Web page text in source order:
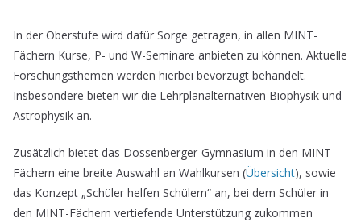
In der Oberstufe wird dafür Sorge getragen, in allen MINT-
Fächern Kurse, P- und W-Seminare anbieten zu können. Aktuelle
Forschungsthemen werden hierbei bevorzugt behandelt.
Insbesondere bieten wir die Lehrplanalternativen Biophysik und
Astrophysik an.
Zusätzlich bietet das Dossenberger-Gymnasium in den MINT-
Fächern eine breite Auswahl an Wahlkursen (Übersicht), sowie
das Konzept „Schüler helfen Schülern“ an, bei dem Schüler in
den MINT-Fächern vertiefende Unterstützung zukommen